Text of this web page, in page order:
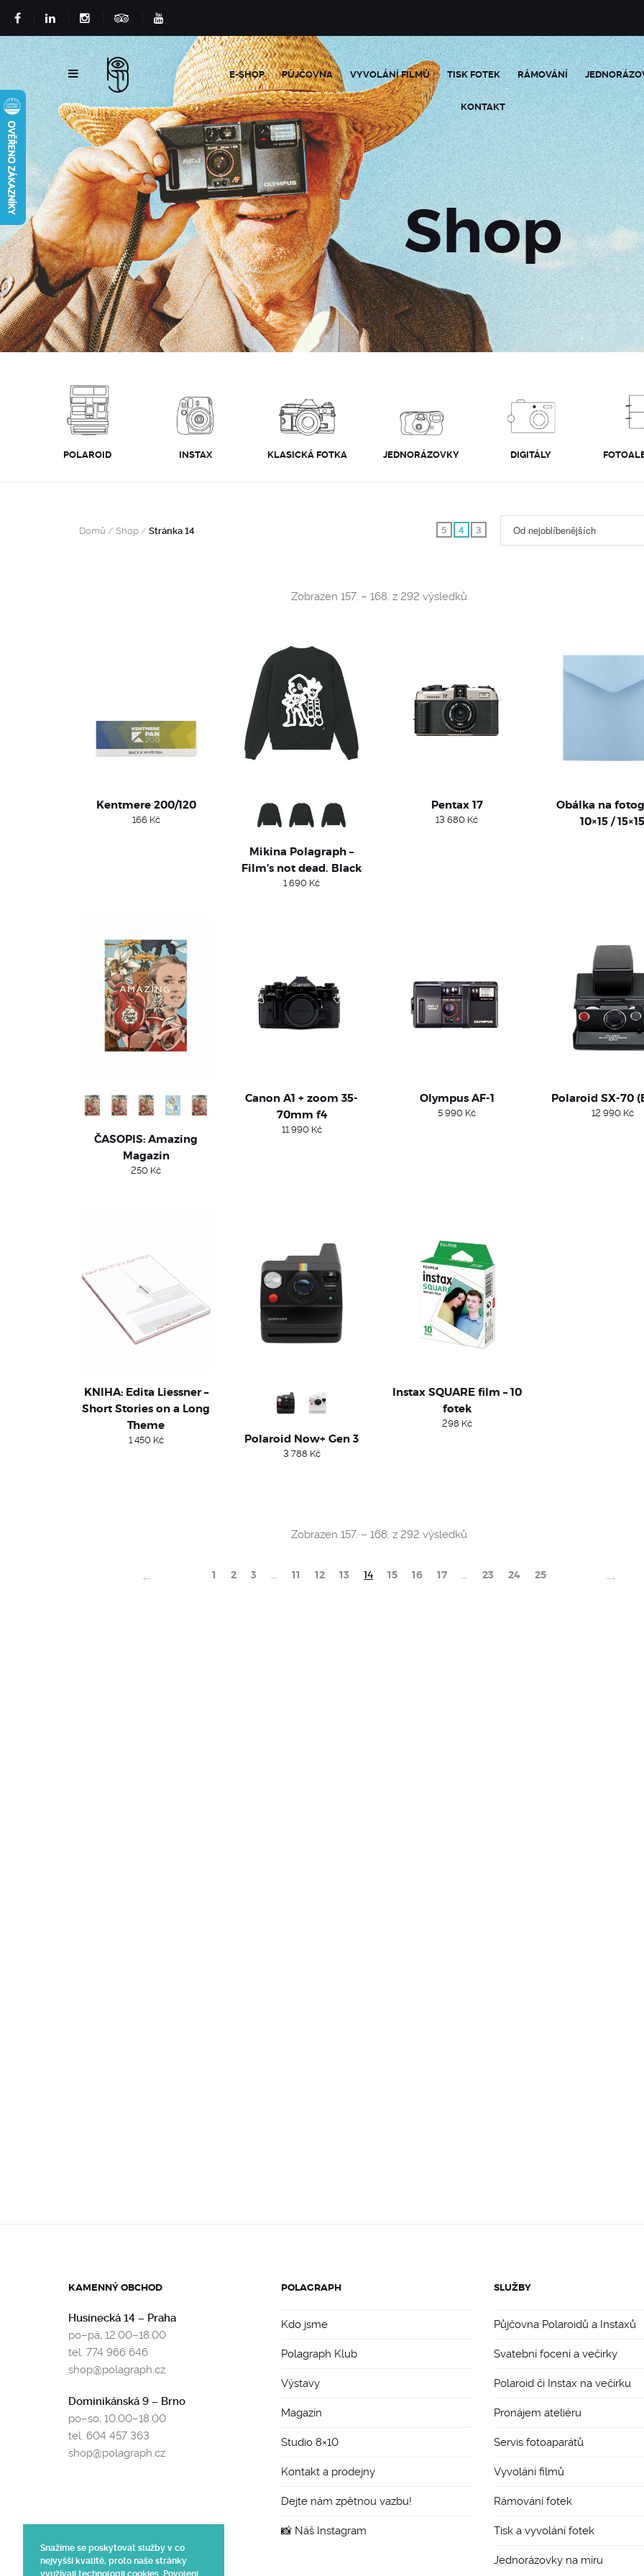
Snažíme se poskytovat služby v co
nejvyšší kvalitě, proto naše stránky
využívají technologii cookies. Povolení
E-SHOP PŮJČOVNA VYVOLÁNÍ FILMŮ TISK FOTEK RÁMOVÁNÍ
KONTAKT
Shop
POLAROID INSTAX KLASICKÁ FOTKA JEDNORÁZOVKY DIGITÁLY
Domů / Shop / Stránka 14 5 4 3 Od nejoblíbenějších
Zobrazen 157. – 168. z 292 výsledků
Kentmere 200/120
166 Kč
Mikina Polagraph –
Film’s not dead. Black
1 690 Kč
Pentax 17
13 680 Kč
Obálka na
10×15 / 15×15
ČASOPIS: Amazing
Magazin
250 Kč
Canon A1 + zoom 35-
70mm f4
11 990 Kč
Olympus AF-1
5 990 Kč
Polaroid SX-70
12 990 Kč
KNIHA: Edita Liessner –
Short Stories on a Long
Theme
1 450 Kč Polaroid Now+ Gen 3
3 788 Kč
Instax SQUARE film – 10
fotek
298 Kč
Zobrazen 157. – 168. z 292 výsledků
popularity
← 1 2 3 … 11 12 13 14 15 16 17 … 23 24 25 →
KAMENNÝ OBCHOD
Husinecká 14 – Praha
po–pá, 12.00–18.00
tel. 774 966 646
shop@polagraph.cz
Dominikánská 9 – Brno
po–so, 10.00–18.00
tel. 604 457 363
shop@polagraph.cz
POLAGRAPH
Kdo jsme
Polagraph Klub
Výstavy
Magazín
Studio 8×10
Kontakt a prodejny
Dejte nám zpětnou vazbu!
📸 Náš Instagram
SLUŽBY
Půjčovna Polaroidů a Instaxů
Svatební focení a večírky
Polaroid či Instax na večírku
Pronájem ateliéru
Servis fotoaparátů
Vyvolání filmů
Rámování fotek
Tisk a vyvolání fotek
Jednorázovky na míru